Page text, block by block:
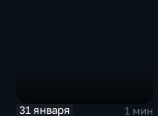
31 января
1 мин